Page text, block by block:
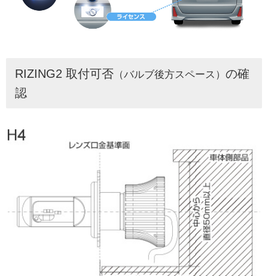
RIZING2 取付可否 （バルブ後方スペース） の確
認